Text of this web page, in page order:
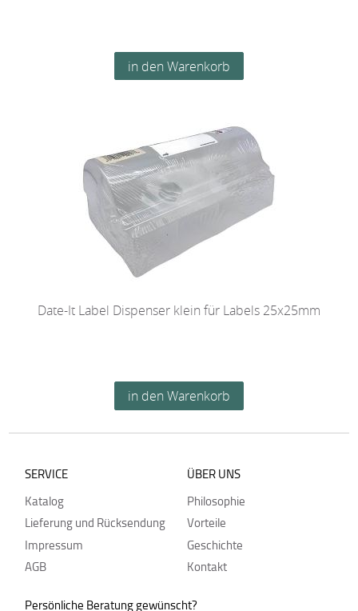
Date-It Label Dispenser klein für Labels 25x25mm
SERVICE
Katalog
Lieferung und Rücksendung
Impressum
AGB
ÜBER UNS
Philosophie
Vorteile
Geschichte
Kontakt
Persönliche Beratung gewünscht?